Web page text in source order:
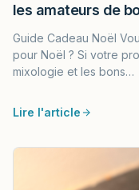
les amateurs de
Guide Cadeau Noël
pour Noël ? Si votre
mixologie et les bons…
Lire l'article